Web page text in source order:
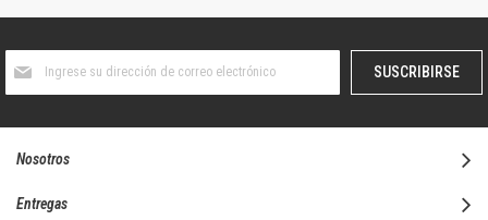
boletín
SUSCRIBIRSE
Nosotros
Entregas